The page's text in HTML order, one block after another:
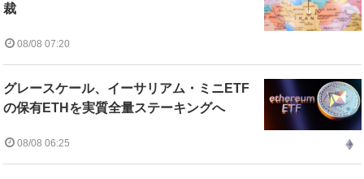
裁
08/08 07:20
グレースケール、イーサリアム・ミニETF
の保有ETHを実質全量ステーキングへ
08/08 06:25